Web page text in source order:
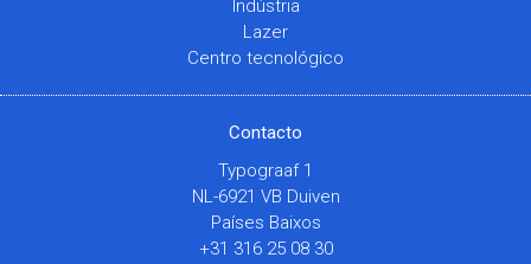
Indústria
Lazer
Centro tecnológico
Contacto
Typograaf 1
NL-6921 VB Duiven
Países Baixos
+31 316 25 08 30